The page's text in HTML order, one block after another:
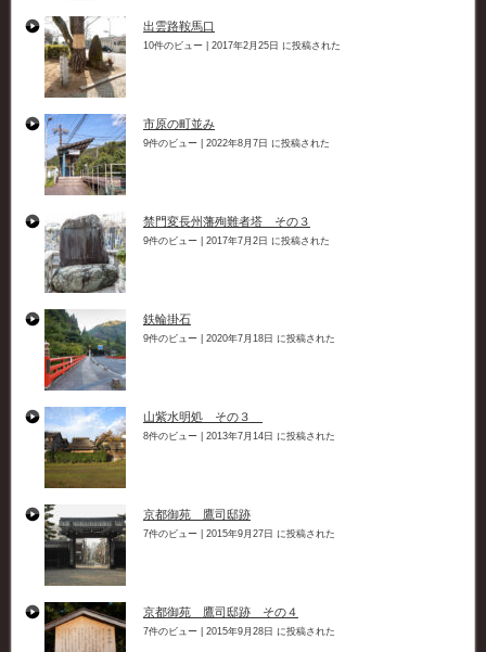
出雲路鞍馬口
10件のビュー 2017年2月25日 に投稿された
市原の町並み
9件のビュー 2022年8月7日 に投稿された
禁門変長州藩殉難者塔 その３
9件のビュー 2017年7月2日 に投稿された
鉄輪掛石
9件のビュー 2020年7月18日 に投稿された
山紫水明処 その３
8件のビュー 2013年7月14日 に投稿された
京都御苑 鷹司邸跡
7件のビュー 2015年9月27日 に投稿された
京都御苑 鷹司邸跡 その４
7件のビュー 2015年9月28日 に投稿された